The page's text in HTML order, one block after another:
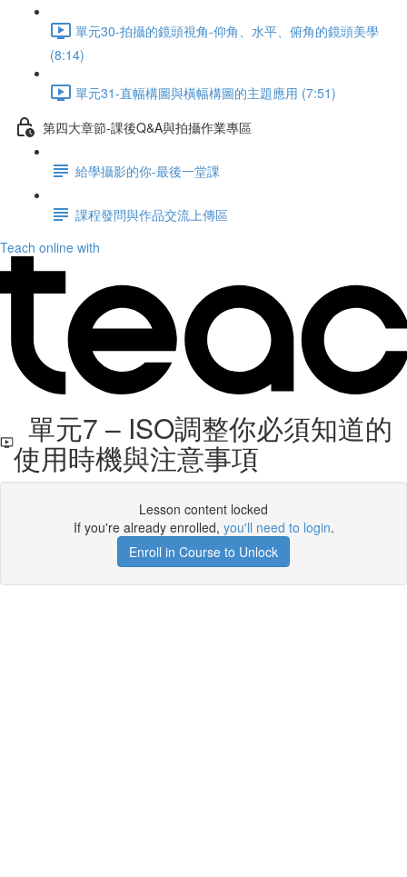
單元30-拍攝的鏡頭視角-仰角、水平、俯角的鏡頭美學
(8:14)
單元31-直幅構圖與橫幅構圖的主題應用 (7:51)
第四大章節-課後Q&A與拍攝作業專區
給學攝影的你-最後一堂課
課程發問與作品交流上傳區
Teach online with
單元7 – ISO調整你必須知道的
使用時機與注意事項
Lesson content locked
If you're already enrolled, you'll need to login.
Enroll in Course to Unlock